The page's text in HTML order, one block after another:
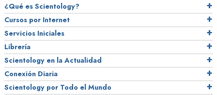
¿Qué es Scientology?
Cursos por Internet
Servicios Iniciales
Librería
Scientology en la Actualidad
Conexión Diaria
Scientology por Todo el Mundo